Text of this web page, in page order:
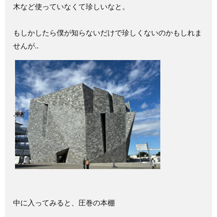
木など使っていなくて珍しいなと。
もしかしたら僕が知らないだけで珍しくないのかもしれま
せんが..
.
中に入ってみると、圧巻の本棚